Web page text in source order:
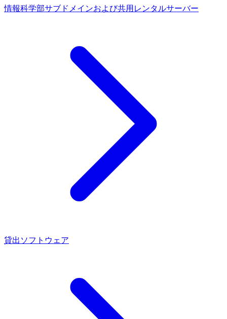
情報科学部サブドメインおよび共用レンタルサーバー
貸出ソフトウェア